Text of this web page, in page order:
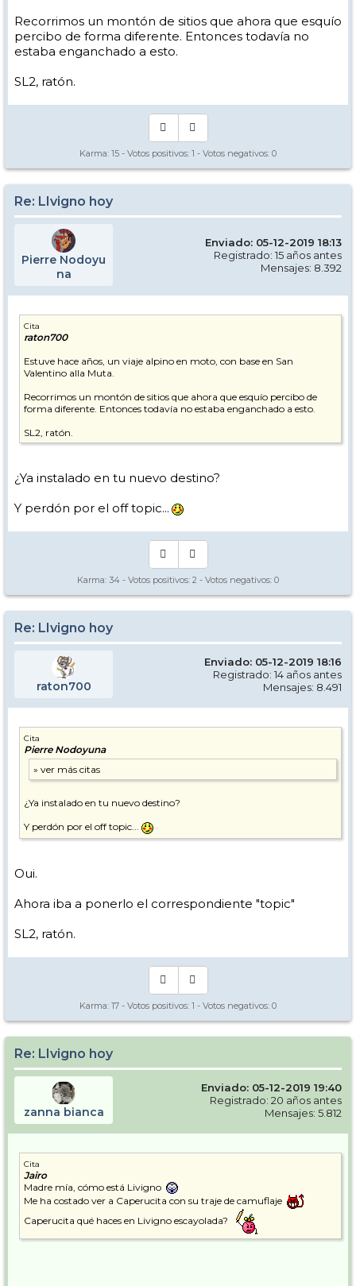
Recorrimos un montón de sitios que ahora que esquío
percibo de forma diferente. Entonces todavía no
estaba enganchado a esto.
SL2, ratón.
Karma: 15 - Votos positivos: 1 - Votos negativos: 0
Re: LIvigno hoy
Pierre Nodoyu
na
Enviado: 05-12-2019 18:13
Registrado: 15 años antes
Mensajes: 8.392
Cita
raton700
Estuve hace años, un viaje alpino en moto, con base en San
Valentino alla Muta.
Recorrimos un montón de sitios que ahora que esquío percibo de
forma diferente. Entonces todavía no estaba enganchado a esto.
SL2, ratón.
¿Ya instalado en tu nuevo destino?
Y perdón por el off topic...
Karma: 34 - Votos positivos: 2 - Votos negativos: 0
Re: LIvigno hoy
raton700
Enviado: 05-12-2019 18:16
Registrado: 14 años antes
Mensajes: 8.491
Cita
Pierre Nodoyuna
¿Ya instalado en tu nuevo destino?
Y perdón por el off topic...
Oui.
Ahora iba a ponerlo el correspondiente "topic"
SL2, ratón.
Karma: 17 - Votos positivos: 1 - Votos negativos: 0
Re: LIvigno hoy
zanna bianca
Enviado: 05-12-2019 19:40
Registrado: 20 años antes
Mensajes: 5.812
Cita
Jairo
Madre mía, cómo está Livigno
Me ha costado ver a Caperucita con su traje de camuflaje
Caperucita qué haces en Livigno escayolada?